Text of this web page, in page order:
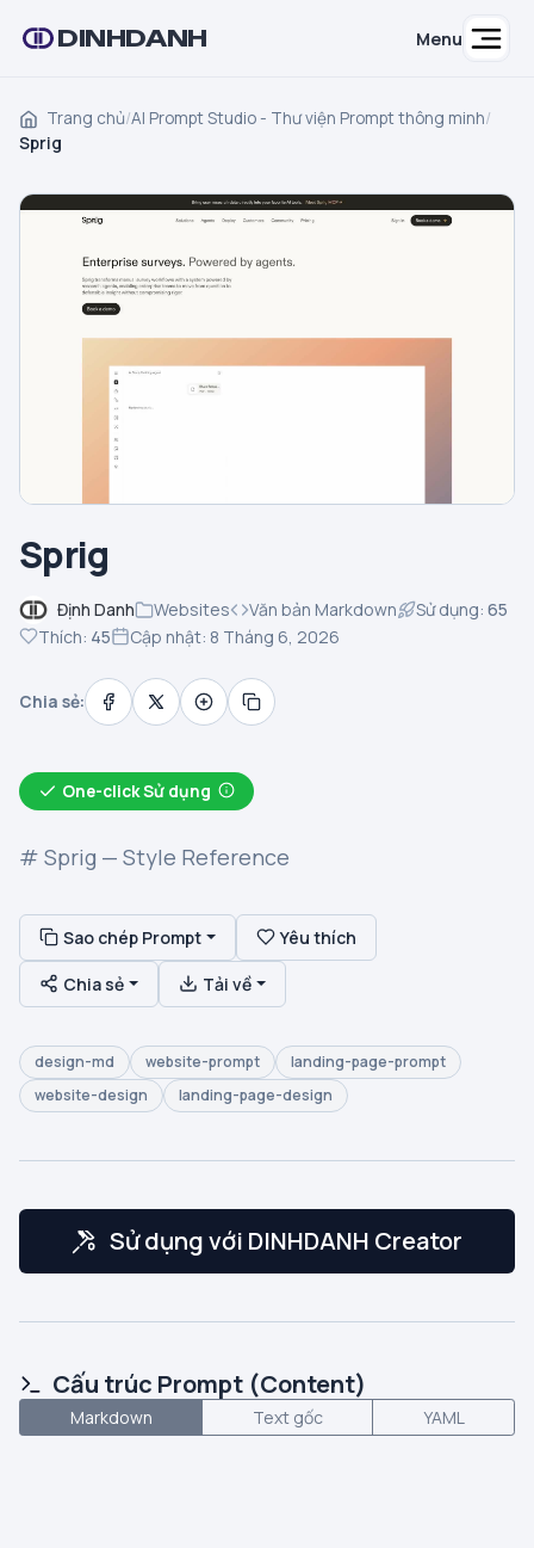
DINHDANH Menu
Trang chủ/AI Prompt Studio - Thư viện Prompt thông minh/
Sprig
Sprig
Định Danh Websites Văn bản Markdown Sử dụng: 65
Thích: 45 Cập nhật: 8 Tháng 6, 2026
Chia sẻ:
One-click Sử dụng
# Sprig — Style Reference
Sao chép Prompt Yêu thích
Chia sẻ Tải về
design-md website-prompt
landing-page-prompt
website-design
landing-page-design
Sử dụng với DINHDANH Creator
Cấu trúc Prompt (Content)
Markdown Text gốc YAML